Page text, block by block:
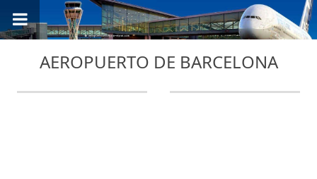
AEROPUERTO DE BARCELONA